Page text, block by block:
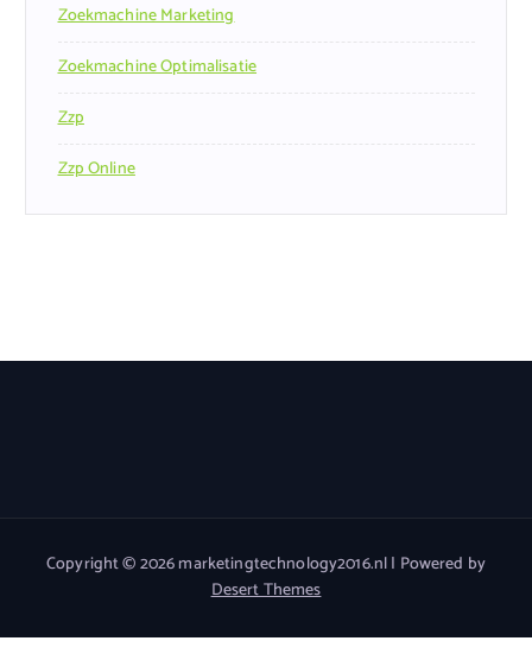
Zoekmachine Marketing
Zoekmachine Optimalisatie
Zzp
Zzp Online
Copyright © 2026 marketingtechnology2016.nl | Powered by
Desert Themes